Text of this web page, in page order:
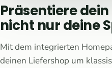
Präsentiere
nicht nur deine
Mit dem integrierten
deinen Liefershop um